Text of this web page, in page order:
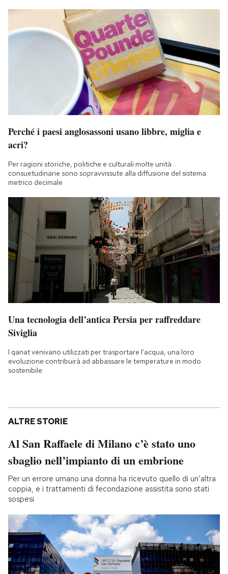
Perché i paesi anglosassoni usano libbre, miglia e
acri?
Per ragioni storiche, politiche e culturali molte unità
consuetudinarie sono sopravvissute alla diffusione del sistema
metrico decimale
Una tecnologia dell’antica Persia per raffreddare
Siviglia
I qanat venivano utilizzati per trasportare l'acqua, una loro
evoluzione contribuirà ad abbassare le temperature in modo
sostenibile
ALTRE STORIE
Al San Raffaele di Milano c’è stato uno
sbaglio nell’impianto di un embrione
Per un errore umano una donna ha ricevuto quello di un’altra
coppia, e i trattamenti di fecondazione assistita sono stati
sospesi